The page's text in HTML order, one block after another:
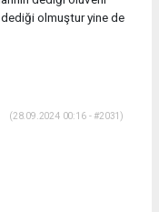
dediği olmuştur yine de
(28.09.2024 00:16 - #2031)